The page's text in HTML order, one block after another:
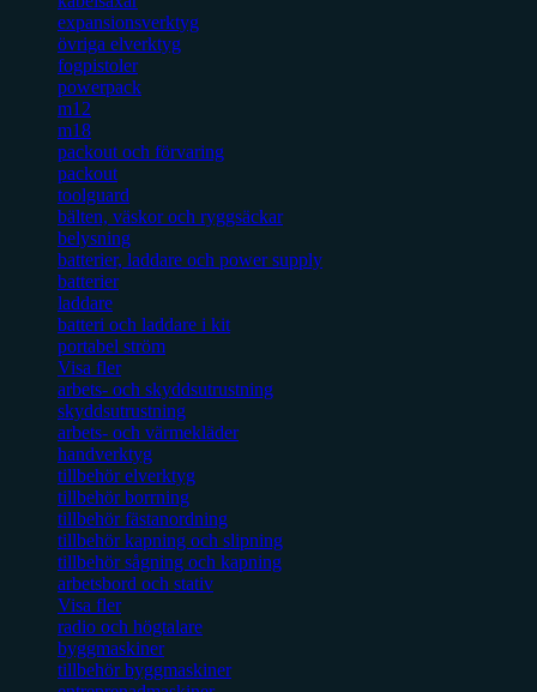
expansionsverktyg
övriga elverktyg
fogpistoler
powerpack
m12
m18
packout och förvaring
packout
toolguard
bälten, väskor och ryggsäckar
belysning
batterier, laddare och power supply
batterier
laddare
batteri och laddare i kit
portabel ström
Visa fler
arbets- och skyddsutrustning
skyddsutrustning
arbets- och värmekläder
handverktyg
tillbehör elverktyg
tillbehör borrning
tillbehör fästanordning
tillbehör kapning och slipning
tillbehör sågning och kapning
arbetsbord och stativ
Visa fler
radio och högtalare
byggmaskiner
tillbehör byggmaskiner